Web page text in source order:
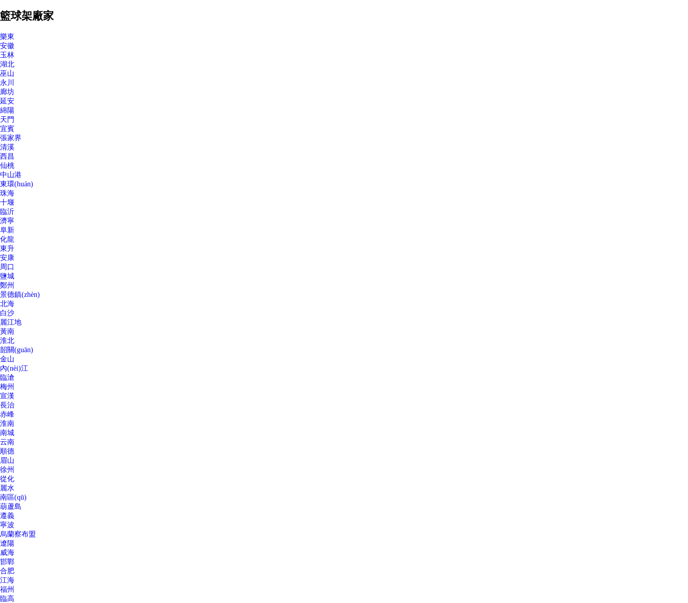
籃球架廠家
樂東
安徽
玉林
湖北
巫山
永川
廊坊
延安
綿陽
天門
宜賓
張家界
清溪
西昌
仙桃
中山港
東環(huán)
珠海
十堰
臨沂
濟寧
阜新
化龍
東升
安康
周口
鹽城
鄭州
景德鎮(zhèn)
北海
白沙
麗江地
黃南
淮北
韶關(guān)
金山
內(nèi)江
臨滄
梅州
宣漢
長治
赤峰
淮南
南城
云南
順德
眉山
徐州
從化
麗水
南區(qū)
葫蘆島
遵義
寧波
烏蘭察布盟
遼陽
威海
邯鄲
合肥
江海
福州
臨高